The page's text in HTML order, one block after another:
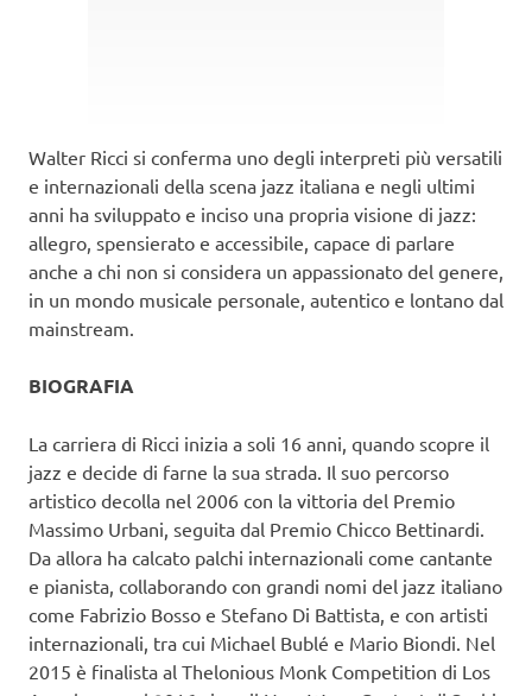
Walter Ricci si conferma uno degli interpreti più versatili
e internazionali della scena jazz italiana e negli ultimi
anni ha sviluppato e inciso una propria visione di jazz:
allegro, spensierato e accessibile, capace di parlare
anche a chi non si considera un appassionato del genere,
in un mondo musicale personale, autentico e lontano dal
mainstream.
BIOGRAFIA
La carriera di Ricci inizia a soli 16 anni, quando scopre il
jazz e decide di farne la sua strada. Il suo percorso
artistico decolla nel 2006 con la vittoria del Premio
Massimo Urbani, seguita dal Premio Chicco Bettinardi.
Da allora ha calcato palchi internazionali come cantante
e pianista, collaborando con grandi nomi del jazz italiano
come Fabrizio Bosso e Stefano Di Battista, e con artisti
internazionali, tra cui Michael Bublé e Mario Biondi. Nel
2015 è finalista al Thelonious Monk Competition di Los